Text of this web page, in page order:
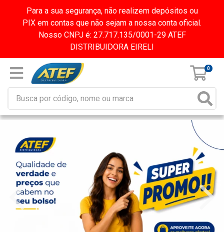
Para a sua segurança, não realizem depósitos ou
PIX em contas que não sejam a nossa conta oficial.
Nosso CNPJ é: 27.717.135/0001-29 ATEF
DISTRIBUIDORA EIRELI
0